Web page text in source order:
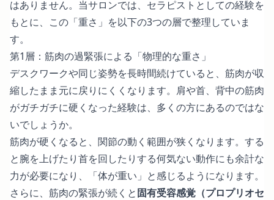
はありません。当サロンでは、セラピストとしての経験を
もとに、この「重さ」を以下の3つの層で整理していま
す。
第1層：筋肉の過緊張による「物理的な重さ」
デスクワークや同じ姿勢を長時間続けていると、筋肉が収
縮したまま元に戻りにくくなります。肩や首、背中の筋肉
がガチガチに硬くなった経験は、多くの方にあるのではな
いでしょうか。
筋肉が硬くなると、関節の動く範囲が狭くなります。する
と腕を上げたり首を回したりする何気ない動作にも余計な
力が必要になり、「体が重い」と感じるようになります。
さらに、筋肉の緊張が続くと固有受容感覚（プロプリオセ